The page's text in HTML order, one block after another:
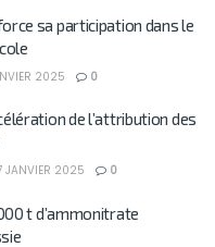
sa participation dans le
2025 0
de l’attribution des
JANVIER 2025 0
t d’ammonitrate